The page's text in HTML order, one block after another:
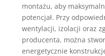
montażu, aby
potencjał. Przy
wentylacji, izolacji oraz
producenta, można
energetycznie